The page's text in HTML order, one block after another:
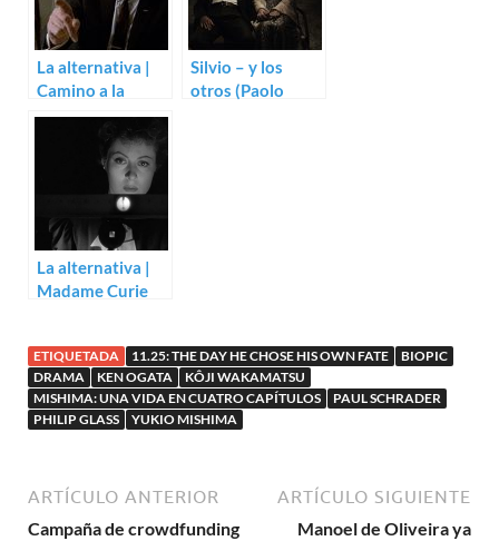
La alternativa |
Camino a la
guerra (John
Frankenheimer)
Silvio – y los
otros (Paolo
La alternativa |
Madame Curie
ETIQUETADA 11.25: THE DAY HE CHOSE HIS OWN FATE
BIOPIC
DRAMA
KEN OGATA
KÔJI WAKAMATSU
MISHIMA: UNA VIDA EN CUATRO CAPÍTULOS
PAUL SCHRADER
PHILIP GLASS
YUKIO MISHIMA
ARTÍCULO ANTERIOR
Campaña de crowdfunding
ARTÍCULO SIGUIENTE
Manoel de Oliveira ya